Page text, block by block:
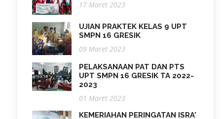
17 Maret 2023
UJIAN PRAKTEK KELAS 9 UPT
SMPN 16 GRESIK
09 Maret 2023
PELAKSANAAN PAT DAN PTS
UPT SMPN 16 GRESIK TA 2022-
2023
01 Maret 2023
KEMERIAHAN PERINGATAN ISRA'